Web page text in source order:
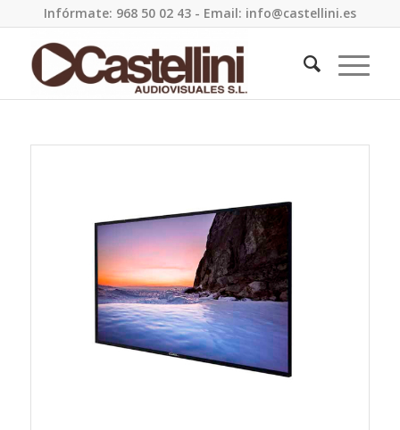
Infórmate: 968 50 02 43 - Email: info@castellini.es